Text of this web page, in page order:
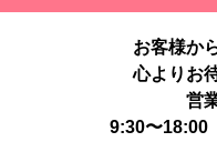
お客様か
心よりお
営
9:30〜18:00